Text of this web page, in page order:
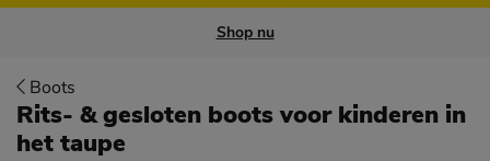
Shop nu
Boots
Rits- & gesloten boots voor kinderen in
het taupe